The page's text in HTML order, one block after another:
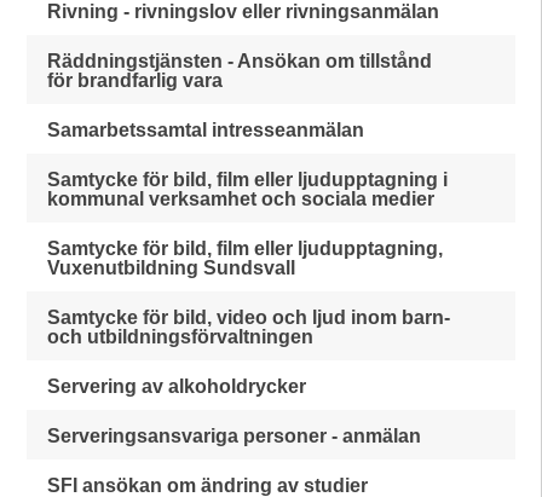
Rivning - rivningslov eller rivningsanmälan
Räddningstjänsten - Ansökan om tillstånd
för brandfarlig vara
Samarbetssamtal intresseanmälan
Samtycke för bild, film eller ljudupptagning i
kommunal verksamhet och sociala medier
Samtycke för bild, film eller ljudupptagning,
Vuxenutbildning Sundsvall
Samtycke för bild, video och ljud inom barn-
och utbildningsförvaltningen
Servering av alkoholdrycker
Serveringsansvariga personer - anmälan
SFI ansökan om ändring av studier